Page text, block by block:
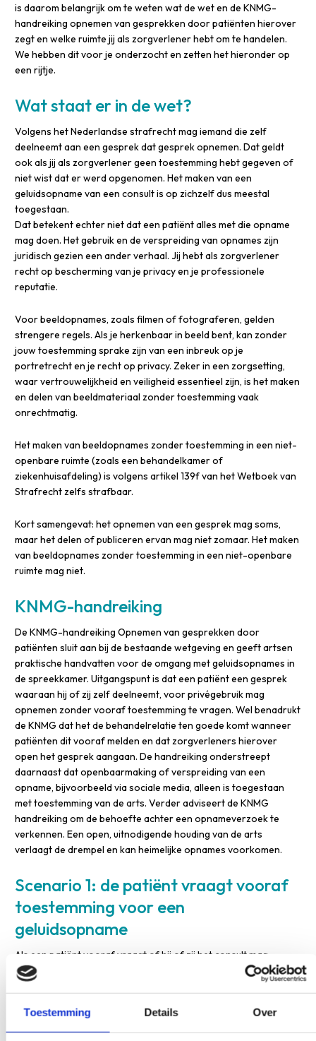
Toestemming Details Over
is daarom belangrijk om te weten wat de wet en de KNMG-
handreiking opnemen van gesprekken door patiënten hierover
zegt en welke ruimte jij als zorgverlener hebt om te handelen.
We hebben dit voor je onderzocht en zetten het hieronder op
een rijtje.
Wat staat er in de wet?
Volgens het Nederlandse strafrecht mag iemand die zelf
deelneemt aan een gesprek dat gesprek opnemen. Dat geldt
ook als jij als zorgverlener geen toestemming hebt gegeven of
niet wist dat er werd opgenomen. Het maken van een
geluidsopname van een consult is op zichzelf dus meestal
toegestaan.
Dat betekent echter niet dat een patiënt alles met die opname
mag doen. Het gebruik en de verspreiding van opnames zijn
juridisch gezien een ander verhaal. Jij hebt als zorgverlener
recht op bescherming van je privacy en je professionele
reputatie.
Voor beeldopnames, zoals filmen of fotograferen, gelden
strengere regels. Als je herkenbaar in beeld bent, kan zonder
jouw toestemming sprake zijn van een inbreuk op je
portretrecht en je recht op privacy. Zeker in een zorgsetting,
waar vertrouwelijkheid en veiligheid essentieel zijn, is het maken
en delen van beeldmateriaal zonder toestemming vaak
onrechtmatig.
Het maken van beeldopnames zonder toestemming in een niet-
openbare ruimte (zoals een behandelkamer of
ziekenhuisafdeling) is volgens artikel 139f van het Wetboek van
Strafrecht zelfs strafbaar.
Kort samengevat: het opnemen van een gesprek mag soms,
maar het delen of publiceren ervan mag niet zomaar. Het maken
van beeldopnames zonder toestemming in een niet-openbare
ruimte mag niet.
KNMG-handreiking
De KNMG-handreiking Opnemen van gesprekken door
patiënten sluit aan bij de bestaande wetgeving en geeft artsen
praktische handvatten voor de omgang met geluidsopnames in
de spreekkamer. Uitgangspunt is dat een patiënt een gesprek
waaraan hij of zij zelf deelneemt, voor privégebruik mag
opnemen zonder vooraf toestemming te vragen. Wel benadrukt
de KNMG dat het de behandelrelatie ten goede komt wanneer
patiënten dit vooraf melden en dat zorgverleners hierover
open het gesprek aangaan. De handreiking onderstreept
daarnaast dat openbaarmaking of verspreiding van een
opname, bijvoorbeeld via sociale media, alleen is toegestaan
met toestemming van de arts. Verder adviseert de KNMG
handreiking om de behoefte achter een opnameverzoek te
verkennen. Een open, uitnodigende houding van de arts
verlaagt de drempel en kan heimelijke opnames voorkomen.
Scenario 1: de patiënt vraagt vooraf
toestemming voor een
geluidsopname
Als een patiënt vooraf vraagt of hij of zij het consult mag
opnemen, ben je uiteraard niet verplicht om daarmee in te
stemmen. Je mag toestemming weigeren als je je er niet prettig
werk goed te doen. Dat kan bijvoorbeeld het geval zijn bij
gevoelige onderwerpen, complexe besluitvorming of wanneer